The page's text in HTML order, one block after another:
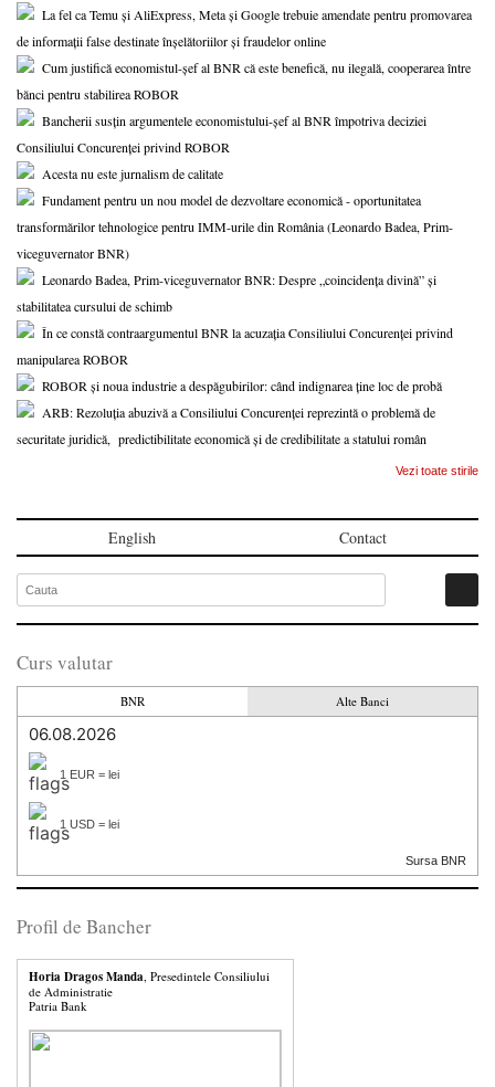
La fel ca Temu și AliExpress, Meta și Google trebuie amendate pentru promovarea
de informații false destinate înșelătoriilor și fraudelor online
Cum justifică economistul-șef al BNR că este benefică, nu ilegală, cooperarea între
bănci pentru stabilirea ROBOR
Bancherii susțin argumentele economistului-șef al BNR împotriva deciziei
Consiliului Concurenței privind ROBOR
Acesta nu este jurnalism de calitate
Fundament pentru un nou model de dezvoltare economică - oportunitatea
transformărilor tehnologice pentru IMM-urile din România (Leonardo Badea, Prim-
viceguvernator BNR)
Leonardo Badea, Prim-viceguvernator BNR: Despre „coincidența divină” și
stabilitatea cursului de schimb
În ce constă contraargumentul BNR la acuzația Consiliului Concurenței privind
manipularea ROBOR
ROBOR și noua industrie a despăgubirilor: când indignarea ține loc de probă
ARB: Rezoluția abuzivă a Consiliului Concurenței reprezintă o problemă de
securitate juridică, predictibilitate economică și de credibilitate a statului român
Vezi toate stirile
English Contact
Curs valutar
BNR Alte Banci
06.08.2026
1 EUR = lei
1 USD = lei
Sursa BNR
Profil de Bancher
Horia Dragos Manda, Presedintele Consiliului
de Administratie
Patria Bank